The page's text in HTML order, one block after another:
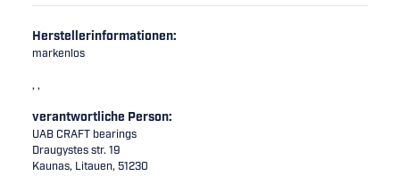
Herstellerinformationen:
markenlos
, ,
verantwortliche Person:
UAB CRAFT bearings
Draugystes str. 19
Kaunas, Litauen, 51230